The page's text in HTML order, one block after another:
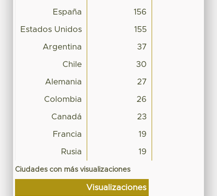
España 156
Estados Unidos 155
Argentina 37
Chile 30
Alemania 27
Colombia 26
Canadá 23
Francia 19
Rusia 19
Ciudades con más visualizaciones
Visualizaciones